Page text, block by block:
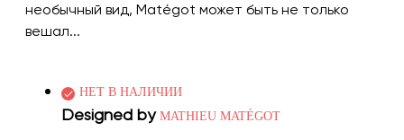
необычный вид, Matégot может быть не только
вешал...
НЕТ В НАЛИЧИИ
Designed by MATHIEU MATÉGOT